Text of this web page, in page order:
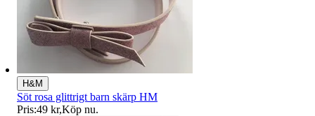
H&M
Söt rosa glittrigt barn skärp HM
Pris:49 kr,Köp nu.